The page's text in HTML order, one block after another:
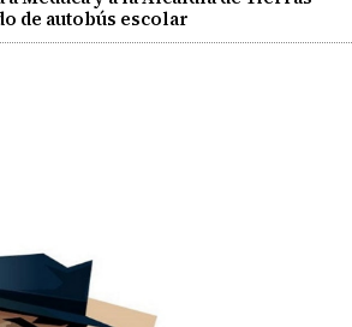
de autobús escolar